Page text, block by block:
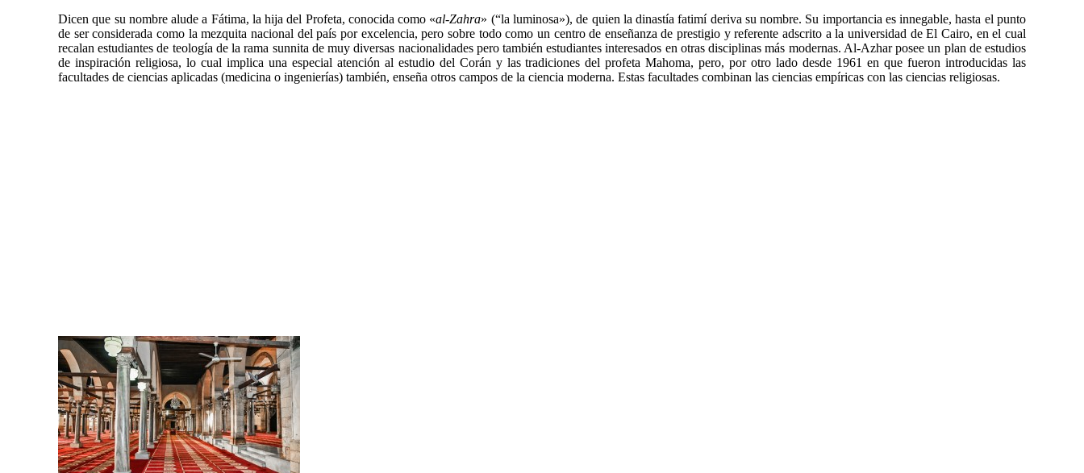
Dicen que su nombre alude a Fátima, la hija del Profeta, conocida como «al-Zahra» (“la luminosa»), de quien la dinastía fatimí deriva su nombre. Su importancia es innegable, hasta el punto
de ser considerada como la mezquita nacional del país por excelencia, pero sobre todo como un centro de enseñanza de prestigio y referente adscrito a la universidad de El Cairo, en el cual
recalan estudiantes de teología de la rama sunnita de muy diversas nacionalidades pero también estudiantes interesados en otras disciplinas más modernas. Al-Azhar posee un plan de estudios
de inspiración religiosa, lo cual implica una especial atención al estudio del Corán y las tradiciones del profeta Mahoma, pero, por otro lado desde 1961 en que fueron introducidas las
facultades de ciencias aplicadas (medicina o ingenierías) también, enseña otros campos de la ciencia moderna. Estas facultades combinan las ciencias empíricas con las ciencias religiosas.